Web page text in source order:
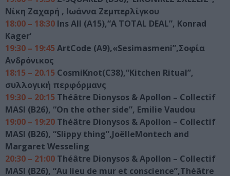
Νίκη Ζαχαρή , Ιωάννα Ζεμπερλίγκου
18:00 – 18:30 Ins All (A15),“A TOTAL DEAL”, Konrad
Kager’
19:30 – 19:45ArtCode (Α9),«Sesimasmeni”,Σοφία
Ανδρόνικος
18:15 – 20.15 CosmiKnot(C38),“Kitchen Ritual”,
συλλογική περφόρμανς
19:30 – 20:15 Théâtre Dionysos & Apollon – Collectif
MASI (B26), “On the other side”, Emilie Vaudou
19:00 – 19:20 Théâtre Dionysos & Apollon – Collectif
MASI (B26), “Slippy thing”,JoëlleMontech and
Margaret Wesseling
20:30 – 21:00 Théâtre Dionysos & Apollon – Collectif
MASI (B26), “Au lieu de mur et conscience”,Théâtre